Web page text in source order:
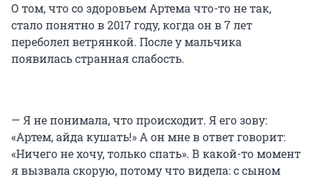
О том, что со здоровьем Артема что-то не так,
стало понятно в 2017 году, когда он в 7 лет
переболел ветрянкой. После у мальчика
появилась странная слабость.
— Я не понимала, что происходит. Я его зову:
«Артем, айда кушать!» А он мне в ответ говорит:
«Ничего не хочу, только спать». В какой-то момент
я вызвала скорую, потому что видела: с сыном